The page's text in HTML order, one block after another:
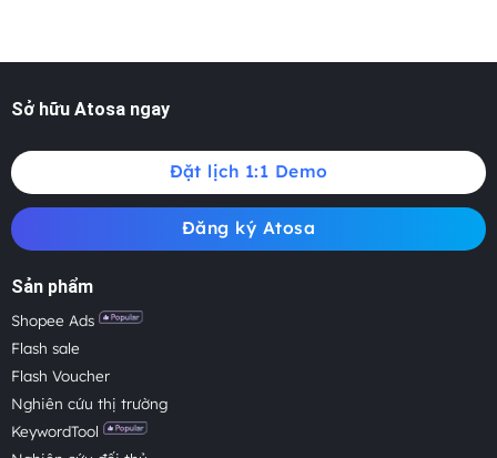
Sở hữu Atosa ngay
Đặt lịch 1:1 Demo
Đăng ký Atosa
Sản phẩm
Shopee Ads
Flash sale
Flash Voucher
Nghiên cứu thị trường
KeywordTool